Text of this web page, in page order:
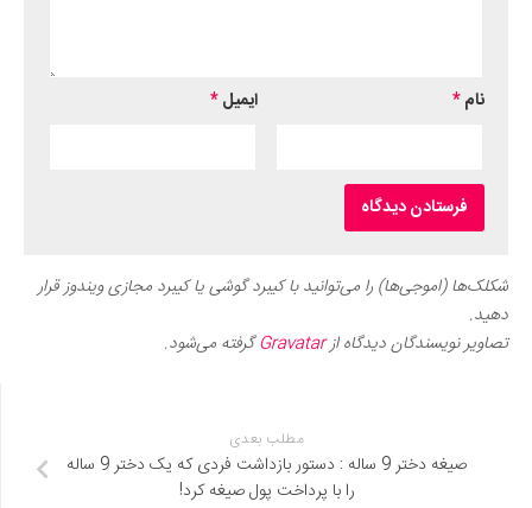
نام* ایمیل*
شکلک‌ها (اموجی‌ها) را می‌توانید با کیبرد گوشی یا کیبرد مجازی ویندوز قرار
دهید.
تصاویر نویسندگان دیدگاه ازGravatarگرفته می‌شود.
مطلب بعدی
صیغه دختر 9 ساله : دستور بازداشت فردی که یک دختر 9 ساله
را با پرداخت پول صیغه کرد!